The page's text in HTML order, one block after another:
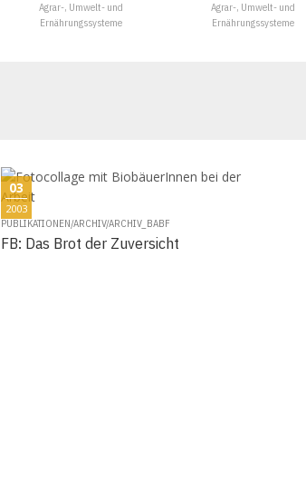
Agrar-, Umwelt- und
Ernährungssysteme
Agrar-, Umwelt- und
Ernährungssysteme
03
2003
PUBLIKATIONEN/ARCHIV/ARCHIV_BABF
FB: Das Brot der Zuversicht